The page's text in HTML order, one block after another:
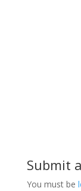
Submit
You must be